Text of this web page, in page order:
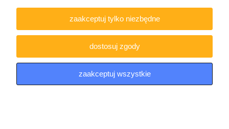
Lentus Rafał Nizicki
ul. Generała Andersa 2e/77
41-200 Sosnowiec
NIP: 644-307-79-15
w/w adresach nie prowadzimy pod nim sklepu
stacjonarnego jak i odbiorów osobistych towarów.
zaakceptuj tylko niezbędne
dostosuj zgody
zaakceptuj wszystkie